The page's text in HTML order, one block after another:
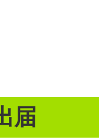
届